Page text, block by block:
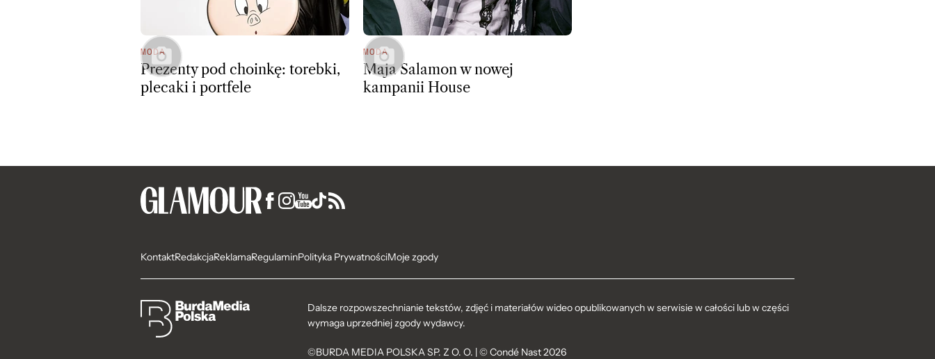
MODA
Prezenty pod choinkę: torebki,
plecaki i portfele
MODA
Maja Salamon w nowej
kampanii House
KontaktRedakcjaReklamaRegulaminPolityka PrywatnościMoje zgody
Dalsze rozpowszechnianie tekstów, zdjęć i materiałów wideo opublikowanych w serwisie w całości lub w części
wymaga uprzedniej zgody wydawcy.
©BURDA MEDIA POLSKA SP. Z O. O. | © Condé Nast 2026